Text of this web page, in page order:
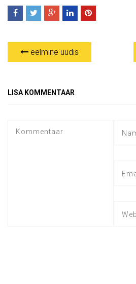
eelmine uudis
LISA KOMMENTAAR